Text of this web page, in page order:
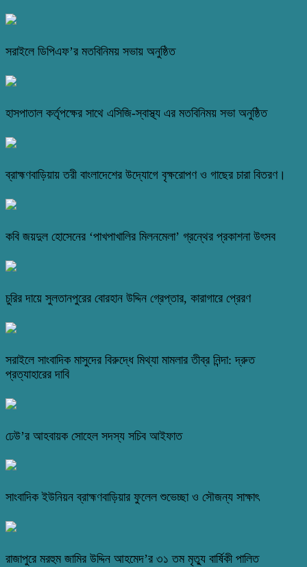
সরাইলে ডিপিএফ’র মতবিনিময় সভায় অনুষ্ঠিত
হাসপাতাল কর্তৃপক্ষের সাথে এসিজি-স্বাস্থ্য এর মতবিনিময় সভা অনুষ্ঠিত
ব্রাহ্মণবাড়িয়ায় তরী বাংলাদেশের উদ্যোগে বৃক্ষরোপণ ও গাছের চারা বিতরণ।
কবি জয়দুল হোসেনের ‘পাখপাখালির মিলনমেলা’ গ্রন্থের প্রকাশনা উৎসব
চুরির দায়ে সুলতানপুরের বোরহান উদ্দিন গ্রেপ্তার, কারাগারে প্রেরণ
সরাইলে সাংবাদিক মাসুদের বিরুদ্ধে মিথ্যা মামলার তীব্র নিন্দা: দ্রুত
প্রত্যাহারের দাবি
ঢেউ’র আহবায়ক সোহেল সদস্য সচিব আইফাত
সাংবাদিক ইউনিয়ন ব্রাহ্মণবাড়িয়ার ফুলেল শুভেচ্ছা ও সৌজন্য সাক্ষাৎ
রাজাপুরে মরহুম জামির উদ্দিন আহমেদ’র ৩১ তম মৃত্যু বার্ষিকী পালিত